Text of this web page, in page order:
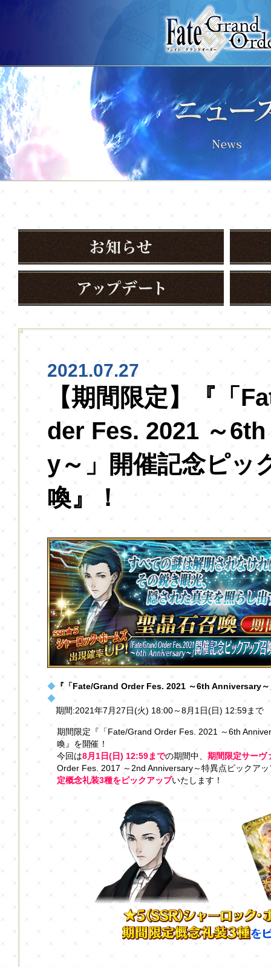
2021.07.27
【期間限定】『「
der Fes. 2021 ～
y～」開催記念ピッ
喚』！
◆ 『「Fate/Grand Order Fes. 2021 ～6th Anniversary
◆
期間:2021年7月27日(火) 18:00～8月1日(日) 12:59まで
期間限定『「Fate/Grand Order Fes. 2021 ～6th
喚』を開催！
今回は8月1日(日) 12:59までの期間中、 期間限定サーヴ
Order Fes. 2017 ～2nd Anniversary～特異点ピックア
定概念礼装3種をピックアップいたします！